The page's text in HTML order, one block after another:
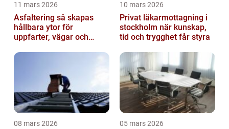
11 mars 2026
Asfaltering så skapas
hållbara ytor för
uppfarter, vägar och
10 mars 2026
Privat läkarmottagning i
stockholm när kunskap,
tid och trygghet får styra
08 mars 2026 05 mars 2026